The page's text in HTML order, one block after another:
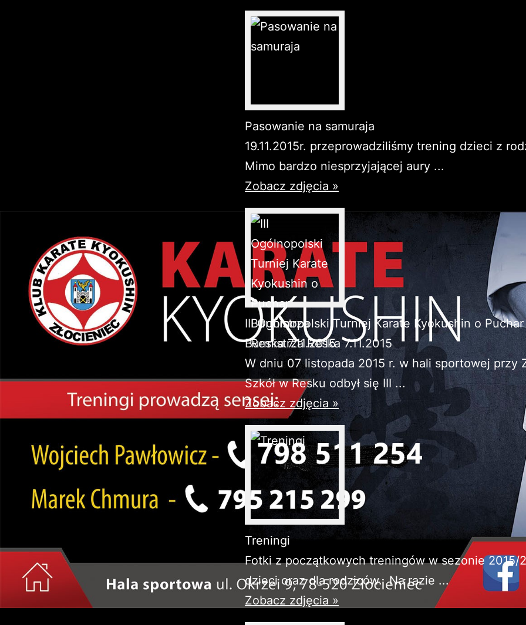
Pasowanie na samuraja
19.11.2015r. przeprowadziliśmy trening dzieci z
Mimo bardzo niesprzyjającej aury ...
Zobacz zdjęcia »
III Ogólnopolski Turniej Karate Kyokushin o Puchar
Burmistrza Reska 7.11.2015
W dniu 07 listopada 2015 r. w hali sportowej przy
Szkół w Resku odbył się III ...
Zobacz zdjęcia »
Treningi
Fotki z początkowych treningów w sezonie 2015/
dzieci oraz dla rodziców. Na razie ...
Zobacz zdjęcia »